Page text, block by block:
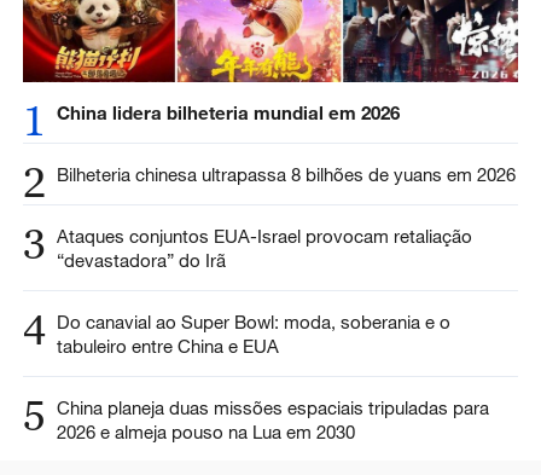
1 China lidera bilheteria mundial em 2026
2 Bilheteria chinesa ultrapassa 8 bilhões de yuans em 2026
3 Ataques conjuntos EUA-Israel provocam retaliação
“devastadora” do Irã
4 Do canavial ao Super Bowl: moda, soberania e o
tabuleiro entre China e EUA
5
China planeja duas missões espaciais tripuladas para
2026 e almeja pouso na Lua em 2030